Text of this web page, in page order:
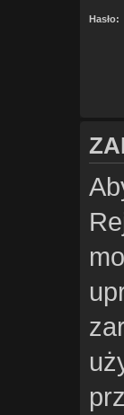
Hasło: